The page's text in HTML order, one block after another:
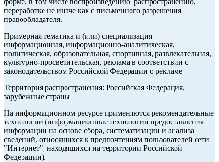
форме, в том числе воспроизведению, распространению,
переработке не иначе как с письменного разрешения
правообладателя.
Примерная тематика и (или) специализация:
информационная, информационно-аналитическая,
политическая, образовательная, спортивная, развлекательная,
культурно-просветительская, реклама в соответствии с
законодательством Российской Федерации о рекламе
Территория распространения: Российская Федерация,
зарубежные страны
На информационном ресурсе применяются рекомендательные
технологии (информационные технологии предоставления
информации на основе сбора, систематизации и анализа
сведений, относящихся к предпочтениям пользователей сети
"Интернет", находящихся на территории Российской
Федерации).